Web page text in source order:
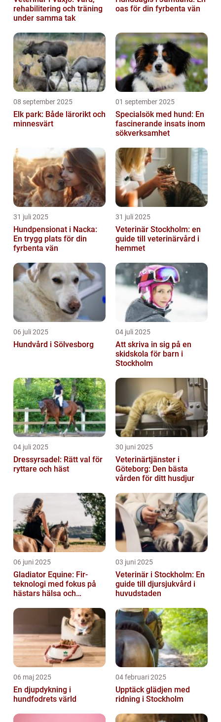
rehabilitering och träning
under samma tak
oas för din fyrbenta vän
08 september 2025
Elk park: Både lärorikt och
minnesvärt
01 september 2025
Specialsök med hund: En
fascinerande insats inom
sökverksamhet
31 juli 2025
Hundpensionat i Nacka:
En trygg plats för din
fyrbenta vän
31 juli 2025
Veterinär Stockholm: en
guide till veterinärvård i
hemmet
06 juli 2025
Hundvård i Sölvesborg
04 juli 2025
Att skriva in sig på en
skidskola för barn i
Stockholm
04 juli 2025
Dressyrsadel: Rätt val för
ryttare och häst
30 juni 2025
Veterinärtjänster i
Göteborg: Den bästa
vården för ditt husdjur
06 juni 2025
Gladiator Equine: Fir-
teknologi med fokus på
hästars hälsa och
03 juni 2025
Veterinär i Stockholm: En
guide till djursjukvård i
huvudstaden
06 maj 2025
En djupdykning i
hundfodrets värld
04 februari 2025
Upptäck glädjen med
ridning i Stockholm